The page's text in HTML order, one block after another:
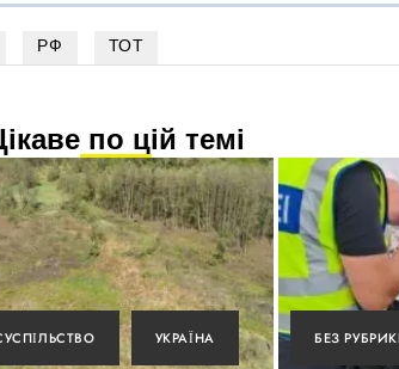
РФ ТОТ
по цій темі
УКРАЇНА БЕЗ